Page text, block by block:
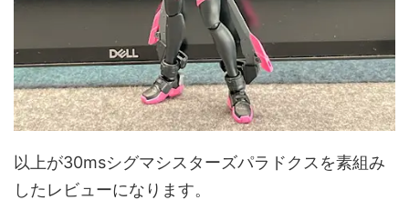
以上が30msシグマシスターズパラドクスを素組み
したレビューになります。